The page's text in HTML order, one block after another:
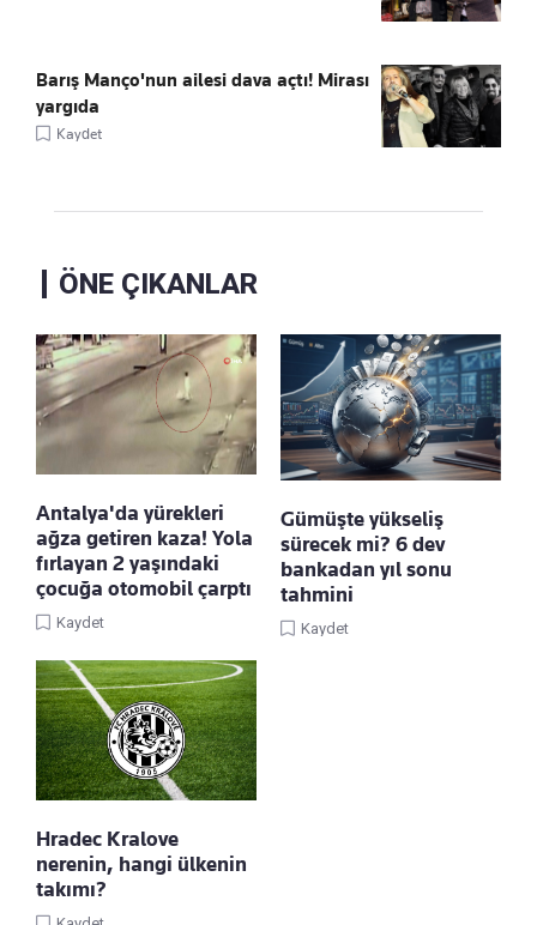
Barış Manço'nun ailesi dava açtı! Mirası
yargıda
Kaydet
ÖNE ÇIKANLAR
Antalya'da yürekleri
ağza getiren kaza! Yola
fırlayan 2 yaşındaki
çocuğa otomobil çarptı
Kaydet
Gümüşte yükseliş
sürecek mi? 6 dev
bankadan yıl sonu
tahmini
Kaydet
Hradec Kralove
nerenin, hangi ülkenin
takımı?